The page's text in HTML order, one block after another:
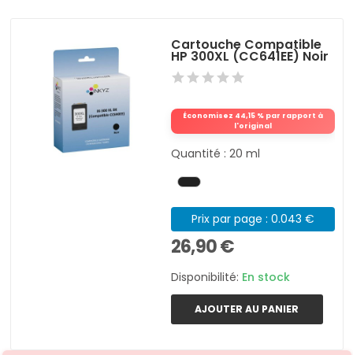
Cartouche Compatible
HP 300XL (CC641EE) Noir
Économisez 44,15 % par rapport à
l'original
Quantité : 20 ml
Prix par page : 0.043 €
26,90 €
Disponibilité: En stock
AJOUTER AU PANIER